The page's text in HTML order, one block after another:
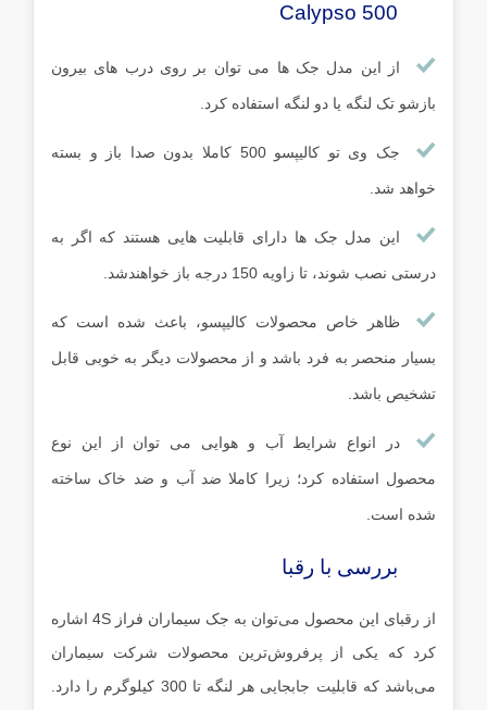
Calypso 500
از این مدل جک ها می توان بر روی درب های بیرون
بازشو تک لنگه یا دو لنگه استفاده کرد.
جک وی تو کالیپسو 500 کاملا بدون صدا باز و بسته
خواهد شد.
این مدل جک ها دارای قابلیت هایی هستند که اگر به
درستی نصب شوند، تا زاویه 150 درجه باز خواهندشد.
ظاهر خاص محصولات کالیپسو، باعث شده است که
بسیار منحصر به فرد باشد و از محصولات دیگر به خوبی قابل
تشخیص باشد.
در انواع شرایط آب و هوایی می توان از این نوع
محصول استفاده کرد؛ زیرا کاملا ضد آب و ضد خاک ساخته
شده است.
بررسی با رقبا
از رقبای این محصول می‌توان به جک سیماران فراز 4S
اشاره
کرد که یکی از پرفروش‌ترین محصولات شرکت سیماران
می‌باشد که قابلیت جابجایی هر لنگه تا 300 کیلوگرم را دارد.